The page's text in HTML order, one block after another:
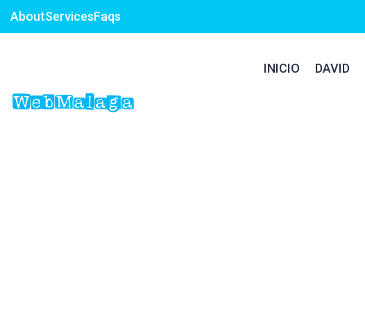
AboutServicesFaqs
INICIO DAVID